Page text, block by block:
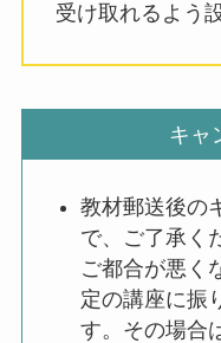
受け取れるよう
キャ
教材郵送後の
で、ご了承く
ご都合が悪く
定の講座に振
す。その場合